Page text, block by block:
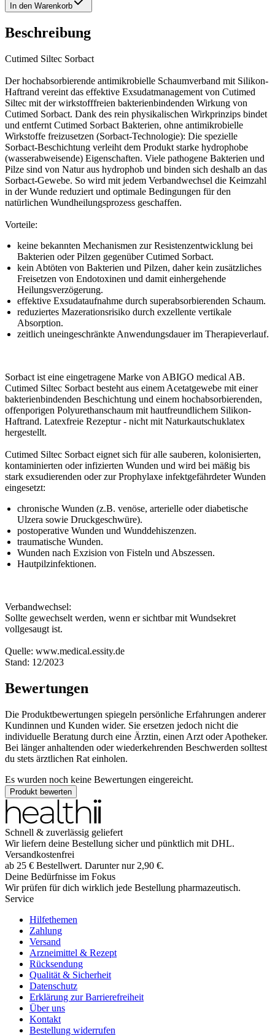
In den Warenkorb
Beschreibung
Cutimed Siltec Sorbact
Der hochabsorbierende antimikrobielle Schaumverband mit Silikon-
Haftrand vereint das effektive Exsudatmanagement von Cutimed
Siltec mit der wirkstofffreien bakterienbindenden Wirkung von
Cutimed Sorbact. Dank des rein physikalischen Wirkprinzips bindet
und entfernt Cutimed Sorbact Bakterien, ohne antimikrobielle
Wirkstoffe freizusetzen (Sorbact-Technologie): Die spezielle
Sorbact-Beschichtung verleiht dem Produkt starke hydrophobe
(wasserabweisende) Eigenschaften. Viele pathogene Bakterien und
Pilze sind von Natur aus hydrophob und binden sich deshalb an das
Sorbact-Gewebe. So wird mit jedem Verbandwechsel die Keimzahl
in der Wunde reduziert und optimale Bedingungen für den
natürlichen Wundheilungsprozess geschaffen.
Vorteile:
keine bekannten Mechanismen zur Resistenzentwicklung bei
Bakterien oder Pilzen gegenüber Cutimed Sorbact.
kein Abtöten von Bakterien und Pilzen, daher kein zusätzliches
Freisetzen von Endotoxinen und damit einhergehende
Heilungsverzögerung.
effektive Exsudataufnahme durch superabsorbierenden Schaum.
reduziertes Mazerationsrisiko durch exzellente vertikale
Absorption.
zeitlich uneingeschränkte Anwendungsdauer im Therapieverlauf.
Sorbact ist eine eingetragene Marke von ABIGO medical AB.
Cutimed Siltec Sorbact besteht aus einem Acetatgewebe mit einer
bakterienbindenden Beschichtung und einem hochabsorbierenden,
offenporigen Polyurethanschaum mit hautfreundlichem Silikon-
Haftrand. Latexfreie Rezeptur - nicht mit Naturkautschuklatex
hergestellt.
Cutimed Siltec Sorbact eignet sich für alle sauberen, kolonisierten,
kontaminierten oder infizierten Wunden und wird bei mäßig bis
stark exsudierenden oder zur Prophylaxe infektgefährdeter Wunden
eingesetzt:
chronische Wunden (z.B. venöse, arterielle oder diabetische
Ulzera sowie Druckgeschwüre).
postoperative Wunden und Wunddehiszenzen.
traumatische Wunden.
Wunden nach Exzision von Fisteln und Abszessen.
Hautpilzinfektionen.
Verbandwechsel:
Sollte gewechselt werden, wenn er sichtbar mit Wundsekret
vollgesaugt ist.
Quelle: www.medical.essity.de
Stand: 12/2023
Bewertungen
Die Produktbewertungen spiegeln persönliche Erfahrungen anderer
Kundinnen und Kunden wider. Sie ersetzen jedoch nicht die
individuelle Beratung durch eine Ärztin, einen Arzt oder Apotheker.
Bei länger anhaltenden oder wiederkehrenden Beschwerden solltest
du stets ärztlichen Rat einholen.
Es wurden noch keine Bewertungen eingereicht.
Produkt bewerten
Schnell & zuverlässig geliefert
Wir liefern deine Bestellung sicher und pünktlich mit DHL.
Versandkostenfrei
ab 25 € Bestellwert. Darunter nur 2,90 €.
Deine Bedürfnisse im Fokus
Wir prüfen für dich wirklich jede Bestellung pharmazeutisch.
Service
Hilfethemen
Zahlung
Versand
Arzneimittel & Rezept
Rücksendung
Qualität & Sicherheit
Datenschutz
Erklärung zur Barrierefreiheit
Über uns
Kontakt
Bestellung widerrufen